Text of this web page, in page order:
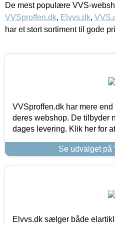
De mest populære VVS-
VVSproffen.dk, Elvvs.dk,
har et stort sortiment til gode
VVSproffen.dk har mere
deres webshop. De tilbyder
dages levering. Klik her for
Se udvalget på
Elvvs.dk sælger både